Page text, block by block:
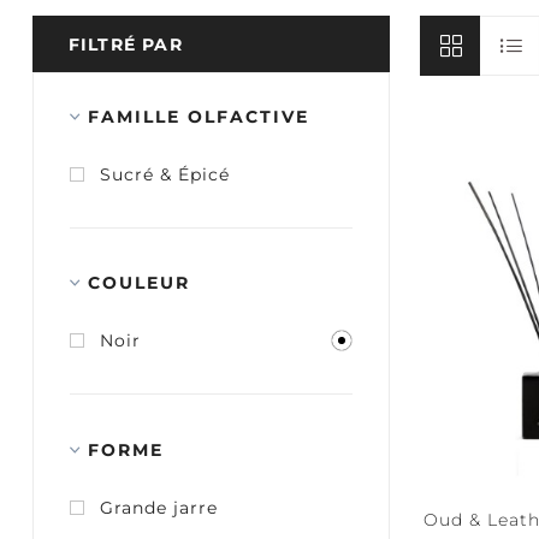
ÉCHANTILLON
Oud &
FILTRÉ PAR
FAMILLE OLFACTIVE
Sucré & Épicé
COULEUR
Noir
FORME
Grande jarre